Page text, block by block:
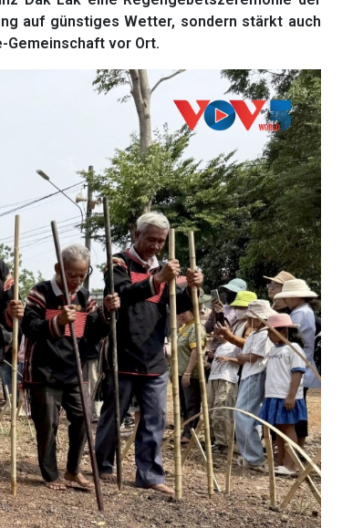
auf günstiges Wetter, sondern stärkt auch
Gemeinschaft vor Ort.